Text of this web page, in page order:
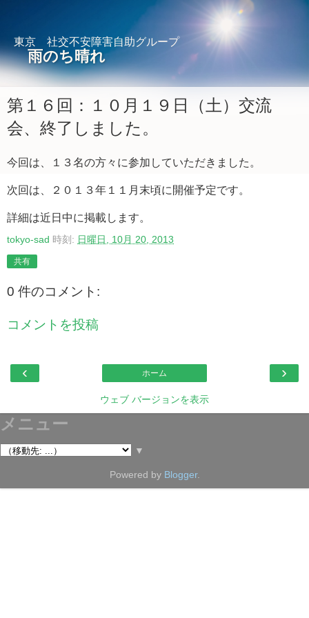
東京 社交不安障害自助グループ
雨のち晴れ
第１６回：１０月１９日（土）交流
会、終了しました。
今回は、１３名の方々に参加していただきました。
次回は、２０１３年１１月末頃に開催予定です。
詳細は近日中に掲載します。
tokyo-sad 時刻: 日曜日, 10月 20, 2013
共有
0 件のコメント:
コメントを投稿
‹ ›
ホーム
ウェブ バージョンを表示
メニュー
▼
Powered by Blogger.